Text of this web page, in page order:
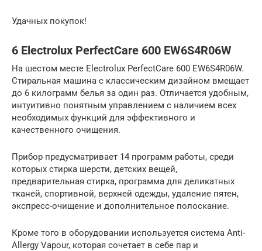
Удачных покупок!
6 Electrolux PerfectCare 600 EW6S4R06W
На шестом месте Electrolux PerfectCare 600 EW6S4R06W.
Стиральная машина с классическим дизайном вмещает
до 6 килограмм белья за один раз. Отличается удобным,
интуитивно понятным управлением с наличием всех
необходимых функций для эффективного и
качественного очищения.
Прибор предусматривает 14 программ работы, среди
которых стирка шерсти, детских вещей,
предварительная стирка, программа для деликатных
тканей, спортивной, верхней одежды, удаление пятен,
экспресс-очищение и дополнительное полоскание.
Кроме того в оборудовании используется система Anti-
Allergy Vapour, которая сочетает в себе пар и